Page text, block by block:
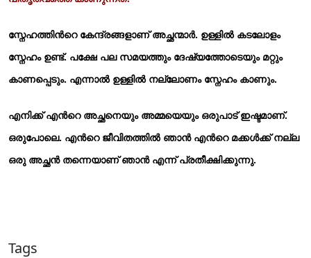
സ്നേഹത്തിന്‍റെ കേന്ദ്രങ്ങളാണ് അച്ഛന്മാര്‍. ഉള്ളില്‍ കടലോളം
സ്നേഹം ഉണ്ട്. പക്ഷേ പല സമയത്തും ദേഷ്യത്തോടെയും മറ്റും
കാണപ്പെടും. എന്നാല്‍ ഉള്ളില്‍ നല്ലോണം സ്നേഹം കാണും.
എനിക്ക് എന്‍റെ അച്ഛനെയും അമ്മയെയും ഒരുപാട് ഇഷ്ടമാണ്.
ഒരുപോലെ. എന്‍റെ ജീവിതത്തില്‍ ഞാന്‍ എന്‍റെ മക്കള്‍ക്ക് നല്ല
ഒരു അച്ഛന്‍ തന്നെയാണ് ഞാന്‍ എന്ന് പ്രതീക്ഷിക്കുന്നു.
Tags